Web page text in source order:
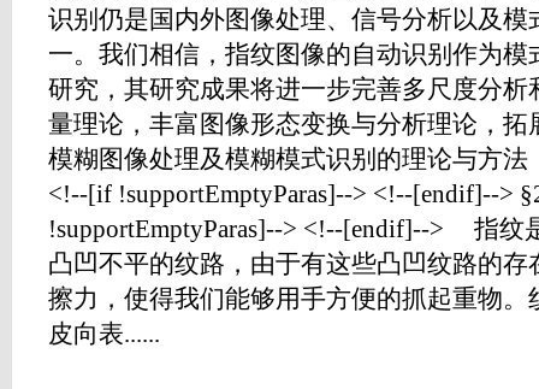
识别仍是国内外图像处理、信号分析以及
一。我们相信，指纹图像的自动识别作为
研究，其研究成果将进一步完善多尺度分
量理论，丰富图像形态变换与分析理论，
模糊图像处理及模糊模式识别的理论与方
<!--[if !supportEmptyParas]--> <!--[endif]-->
!supportEmptyParas]--> <!--[endif]--> 指纹
凸凹不平的纹路，由于有这些凸凹纹路的
擦力，使得我们能够用手方便的抓起重物
皮向表......